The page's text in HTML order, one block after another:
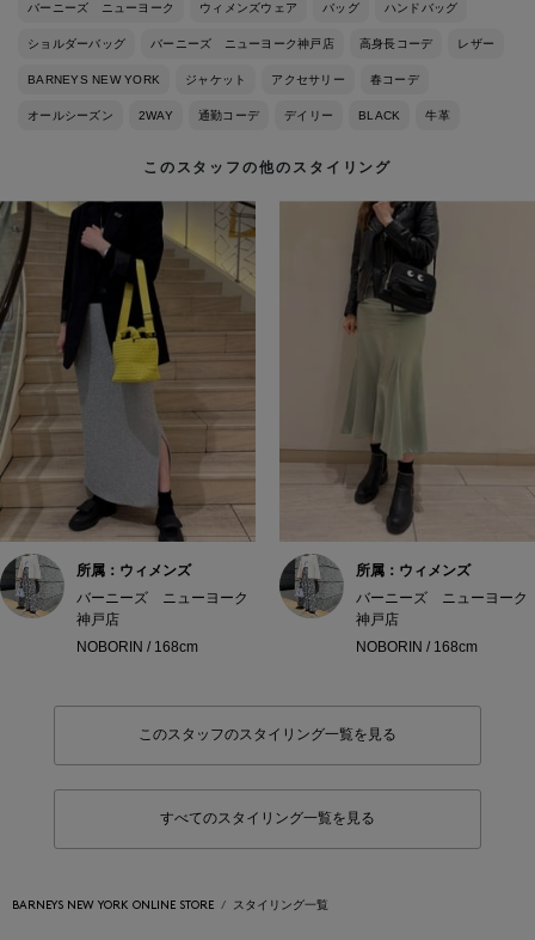
バーニーズ ニューヨーク ウィメンズウェア バッグ ハンドバッグ
ショルダーバッグ バーニーズ ニューヨーク神戸店 高身長コーデ レザー
BARNEYS NEW YORK ジャケット アクセサリー 春コーデ
オールシーズン 2WAY 通勤コーデ デイリー BLACK 牛革
このスタッフの他のスタイリング
所属：ウィメンズ
バーニーズ ニューヨーク
神戸店
NOBORIN / 168cm
所属：ウィメンズ
バーニーズ ニューヨーク
神戸店
NOBORIN / 168cm
このスタッフのスタイリング一覧を見る
すべてのスタイリング一覧を見る
BARNEYS NEW YORK ONLINE STORE スタイリング一覧